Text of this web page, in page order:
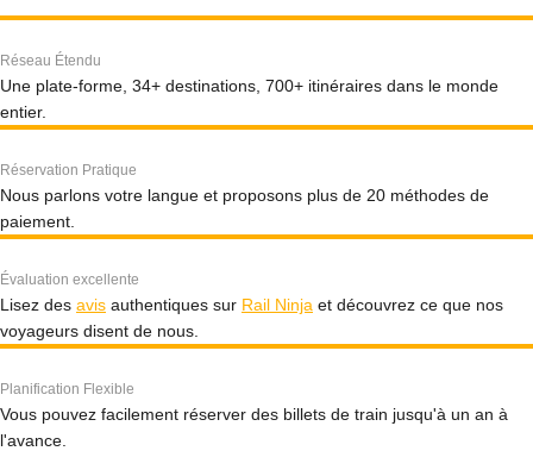
Réseau Étendu
Une plate-forme, 34+ destinations, 700+ itinéraires dans le monde
entier.
Réservation Pratique
Nous parlons votre langue et proposons plus de 20 méthodes de
paiement.
Évaluation excellente
Lisez des avis authentiques sur Rail Ninja et découvrez ce que nos
voyageurs disent de nous.
Planification Flexible
Vous pouvez facilement réserver des billets de train jusqu'à un an à
l'avance.